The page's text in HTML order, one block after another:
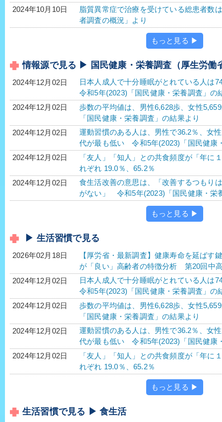
2024年10月10日
脂質異常症で治療を受けている総患者数
者調査の概況」より
もっと見る ▶
情報源で見る ▶ 国民健康・栄養調査（厚生労働
2024年12月02日
日本人成人で十分睡眠がとれている人
令和5年(2023)「国民健康・栄養調査」の
2024年12月02日
歩数の平均値は、男性6,628歩、女性
「国民健康・栄養調査」の結果より
2024年12月02日
運動習慣のある人は、男性で36.2％、女
代が最も低い 令和5年(2023)「国民健康
2024年12月02日
「友人」「知人」との共食頻度が「年に
れぞれ 19.0％、65.2％
2024年12月02日
食生活改善の意思は、「改善するつもり
がない」 令和5年(2023)「国民健康・栄
もっと見る ▶
▶ 生活習慣で見る
2026年02月18日
【厚労省・最新調査】健康寿命を延ば
が「良い」高齢者の特徴分析 第20回中
2024年12月02日
日本人成人で十分睡眠がとれている人
令和5年(2023)「国民健康・栄養調査」の
2024年12月02日
歩数の平均値は、男性6,628歩、女性
「国民健康・栄養調査」の結果より
2024年12月02日
運動習慣のある人は、男性で36.2％、女
代が最も低い 令和5年(2023)「国民健康
2024年12月02日
「友人」「知人」との共食頻度が「年に
れぞれ 19.0％、65.2％
もっと見る ▶
生活習慣で見る ▶ 食生活